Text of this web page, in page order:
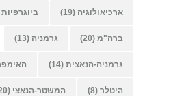
ארכיאולוגיה (19) ביוגרפיות
ברה"מ (20) גרמניה (13)
גרמניה-הנאצית (14)
היטלר (8) המשטר-הנאצי (20)